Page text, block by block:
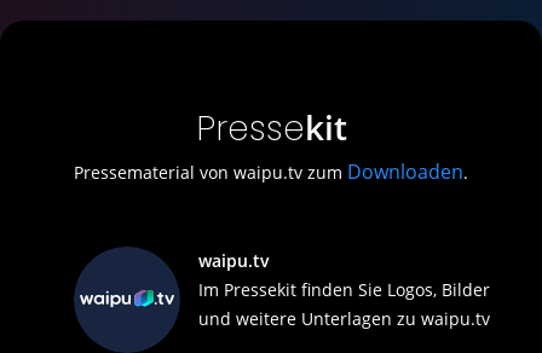
Pressekit
Pressematerial von waipu.tv zum Downloaden.
waipu.tv
Im Pressekit finden Sie Logos, Bilder
und weitere Unterlagen zu waipu.tv